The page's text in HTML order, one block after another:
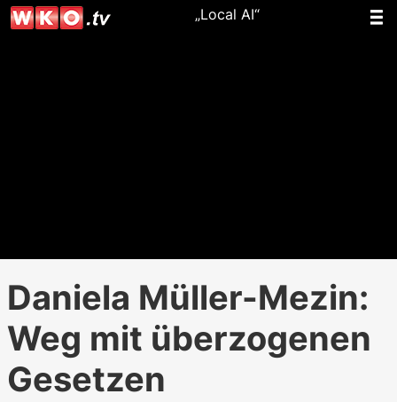
„Local AI“
Daniela Müller-Mezin:
Weg mit überzogenen
Gesetzen